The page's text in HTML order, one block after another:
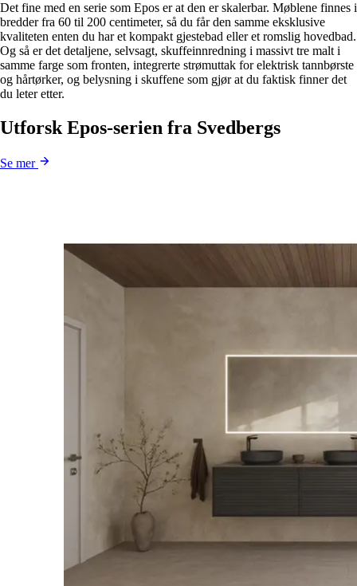
Det fine med en serie som Epos er at den er skalerbar. Møblene finnes i
bredder fra 60 til 200 centimeter, så du får den samme eksklusive
kvaliteten enten du har et kompakt gjestebad eller et romslig hovedbad.
Og så er det detaljene, selvsagt, skuffeinnredning i massivt tre malt i
samme farge som fronten, integrerte strømuttak for elektrisk tannbørste
og hårtørker, og belysning i skuffene som gjør at du faktisk finner det
du leter etter.
Utforsk Epos-serien fra Svedbergs
Se mer